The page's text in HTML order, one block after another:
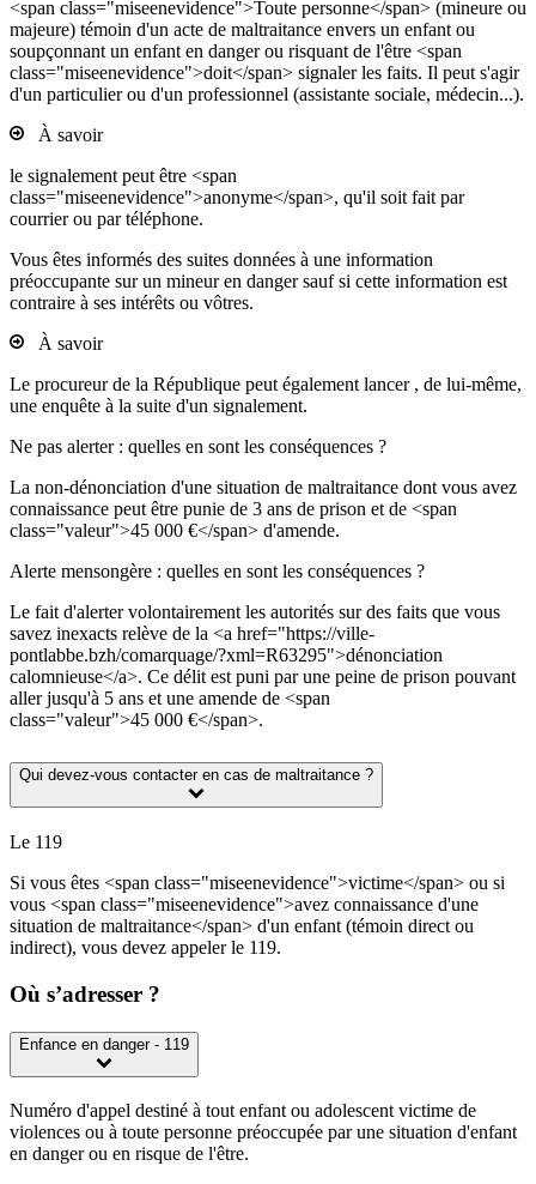
<span class="miseenevidence">Toute personne</span> (mineure ou
majeure) témoin d'un acte de maltraitance envers un enfant ou
soupçonnant un enfant en danger ou risquant de l'être <span
class="miseenevidence">doit</span> signaler les faits. Il peut s'agir
d'un particulier ou d'un professionnel (assistante sociale, médecin...).
À savoir
le signalement peut être <span
class="miseenevidence">anonyme</span>, qu'il soit fait par
courrier ou par téléphone.
Vous êtes informés des suites données à une information
préoccupante sur un mineur en danger sauf si cette information est
contraire à ses intérêts ou vôtres.
À savoir
Le procureur de la République peut également lancer , de lui-même,
une enquête à la suite d'un signalement.
Ne pas alerter : quelles en sont les conséquences ?
La non-dénonciation d'une situation de maltraitance dont vous avez
connaissance peut être punie de 3 ans de prison et de <span
class="valeur">45 000 €</span> d'amende.
Alerte mensongère : quelles en sont les conséquences ?
Le fait d'alerter volontairement les autorités sur des faits que vous
savez inexacts relève de la <a href="https://ville-
pontlabbe.bzh/comarquage/?xml=R63295">dénonciation
calomnieuse</a>. Ce délit est puni par une peine de prison pouvant
aller jusqu'à 5 ans et une amende de <span
class="valeur">45 000 €</span>.
Qui devez-vous contacter en cas de maltraitance ?
Le 119
Si vous êtes <span class="miseenevidence">victime</span> ou si
vous <span class="miseenevidence">avez connaissance d'une
situation de maltraitance</span> d'un enfant (témoin direct ou
indirect), vous devez appeler le 119.
Où s’adresser ?
Enfance en danger - 119
Numéro d'appel destiné à tout enfant ou adolescent victime de
violences ou à toute personne préoccupée par une situation d'enfant
en danger ou en risque de l'être.